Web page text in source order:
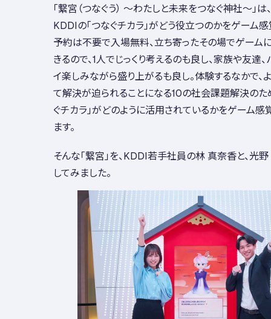
「繋宮（つなぐう） ～わたしと未来をつなぐ神社～」
KDDIの「つなぐチカラ」がどう役立つのかをゲーム
予約は不要で入場無料、立ち寄ったその場でゲーム
きるので、1人でじっくり考えるのも良し、家族や友達
イ楽しみながら盛り上がるも良し。体験するなかで、
て解決が迫られることになる10の社会課題解決のた
ぐチカラ」がどのように活用されているかをゲーム感
ます。
そんな「繋宮」を、KDDI若手社員の林 真奈香と、光
してみました。